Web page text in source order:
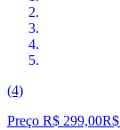
(4)
Preço R$ 299,00R$